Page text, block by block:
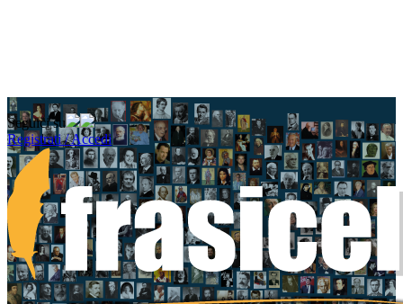
Seguici su
Registrati / Accedi